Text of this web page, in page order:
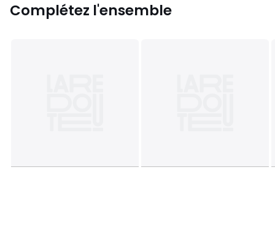
Complétez l'ensemble